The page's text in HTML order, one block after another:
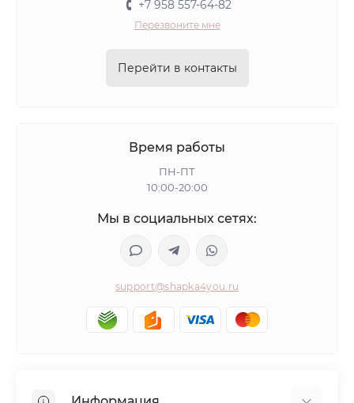
+7 958 557-64-82
Перезвоните мне
Перейти в контакты
Время работы
ПН-ПТ
10:00-20:00
Мы в социальных сетях:
support@shapka4you.ru